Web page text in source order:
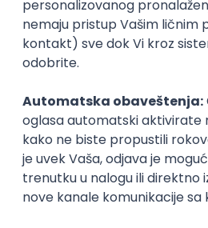
Posao Beograd(1 oglas)
Poslovi iz drugih gradova.
(intermediate/senior)
AxiomQ Dionic d.o.o.
Novi Sad
12.08.2026.
Node.js AWS Cloud
Microservices
Express Oauth